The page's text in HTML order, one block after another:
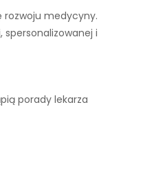
rozwoju medycyny.
i
porady lekarza